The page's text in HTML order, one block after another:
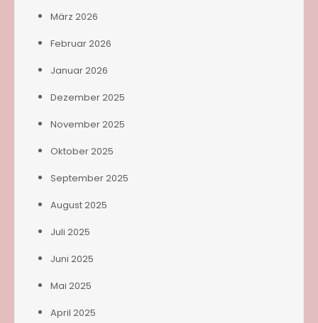
März 2026
Februar 2026
Januar 2026
Dezember 2025
November 2025
Oktober 2025
September 2025
August 2025
Juli 2025
Juni 2025
Mai 2025
April 2025